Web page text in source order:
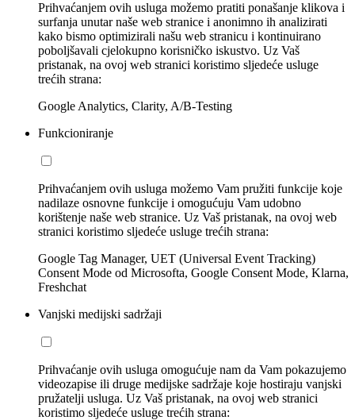
Prihvaćanjem ovih usluga možemo pratiti ponašanje klikova i
surfanja unutar naše web stranice i anonimno ih analizirati
kako bismo optimizirali našu web stranicu i kontinuirano
poboljšavali cjelokupno korisničko iskustvo. Uz Vaš
pristanak, na ovoj web stranici koristimo sljedeće usluge
trećih strana:
Google Analytics, Clarity, A/B-Testing
Funkcioniranje
Prihvaćanjem ovih usluga možemo Vam pružiti funkcije koje
nadilaze osnovne funkcije i omogućuju Vam udobno
korištenje naše web stranice. Uz Vaš pristanak, na ovoj web
stranici koristimo sljedeće usluge trećih strana:
Google Tag Manager, UET (Universal Event Tracking)
Consent Mode od Microsofta, Google Consent Mode, Klarna,
Freshchat
Vanjski medijski sadržaji
Prihvaćanje ovih usluga omogućuje nam da Vam pokazujemo
videozapise ili druge medijske sadržaje koje hostiraju vanjski
pružatelji usluga. Uz Vaš pristanak, na ovoj web stranici
koristimo sljedeće usluge trećih strana: